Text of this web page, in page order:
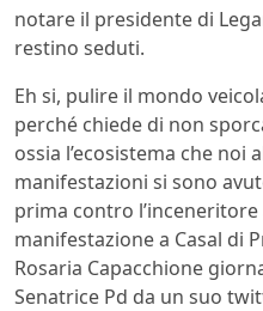
notare il presidente di
restino seduti.
Eh si, pulire il mondo
perché chiede di non
ossia l’ecosistema che noi
manifestazioni si sono
prima contro
manifestazione a Casal di
Rosaria Capacchione
Senatrice Pd da un suo